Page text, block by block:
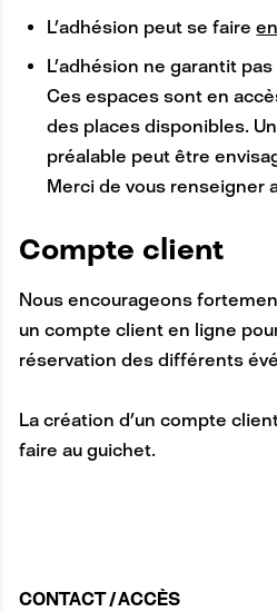
L’adhésion peut se faire
L’adhésion ne garantit
Ces espaces sont en
des places disponibles.
préalable peut être
Merci de vous renseigner
A
C
R
Compte client
Nous encourageons
un compte client en ligne
réservation des différents
La création d’un compte
faire au guichet.
CONTACT / ACCÈS